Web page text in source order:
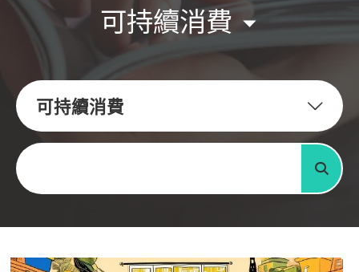
可持續消費
可持續消費
關鍵字
搜尋